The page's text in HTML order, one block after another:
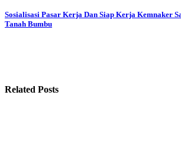
Sosialisasi Pasar Kerja Dan Siap Kerja Kemnaker
Tanah Bumbu
Related Posts